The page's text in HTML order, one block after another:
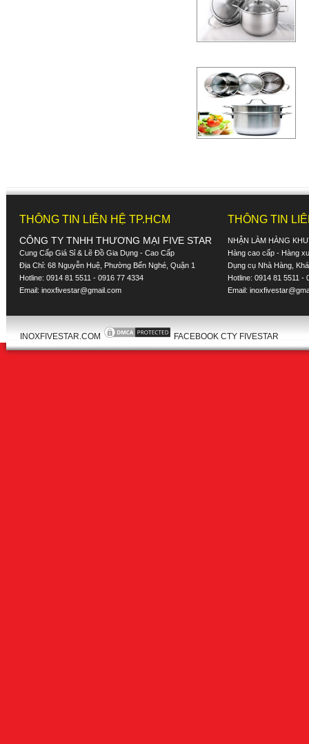
THÔNG TIN LIÊN HỆ TP.HCM
CÔNG TY TNHH THƯƠNG MẠI FIVE STAR
Cung Cấp Giá Sỉ & Lẽ Đồ Gia Dụng - Cao Cấp
Địa Chỉ: 68 Nguyễn Huệ, Phường Bến Nghé, Quận 1
Hotline: 0914 81 5511 - 0916 77 4334
Email: inoxfivestar@gmail.com
THÔNG TIN
NHẬN LÀM HÀNG
Hàng cao cấp - Hàng
Dụng cụ Nhà Hàng,
Hotline: 0914 81 5511 -
Email:
INOXFIVESTAR.COM FACEBOOK CTY FIVESTAR